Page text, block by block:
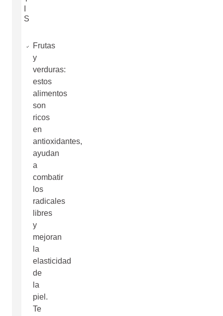
S
Frutas
y
verduras:
estos
alimentos
son
ricos
en
antioxidantes,
ayudan
a
combatir
los
radicales
libres
y
mejoran
la
elasticidad
de
la
piel.
Te